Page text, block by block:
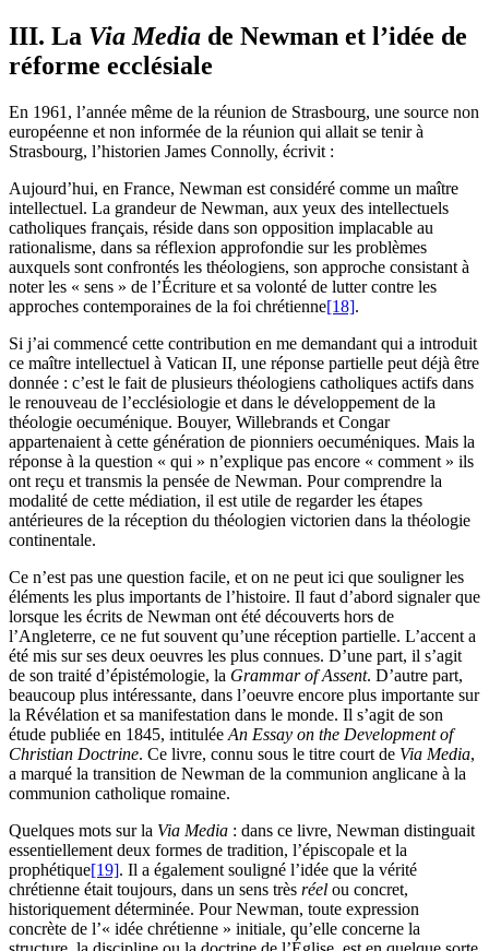
III. La Via Media de Newman et l’idée de
réforme ecclésiale
En 1961, l’année même de la réunion de Strasbourg, une source non
européenne et non informée de la réunion qui allait se tenir à
Strasbourg, l’historien James Connolly, écrivit :
Aujourd’hui, en France, Newman est considéré comme un maître
intellectuel. La grandeur de Newman, aux yeux des intellectuels
catholiques français, réside dans son opposition implacable au
rationalisme, dans sa réflexion approfondie sur les problèmes
auxquels sont confrontés les théologiens, son approche consistant à
noter les « sens » de l’Écriture et sa volonté de lutter contre les
approches contemporaines de la foi chrétienne[18].
Si j’ai commencé cette contribution en me demandant qui a introduit
ce maître intellectuel à Vatican II, une réponse partielle peut déjà être
donnée : c’est le fait de plusieurs théologiens catholiques actifs dans
le renouveau de l’ecclésiologie et dans le développement de la
théologie oecuménique. Bouyer, Willebrands et Congar
appartenaient à cette génération de pionniers oecuméniques. Mais la
réponse à la question « qui » n’explique pas encore « comment » ils
ont reçu et transmis la pensée de Newman. Pour comprendre la
modalité de cette médiation, il est utile de regarder les étapes
antérieures de la réception du théologien victorien dans la théologie
continentale.
Ce n’est pas une question facile, et on ne peut ici que souligner les
éléments les plus importants de l’histoire. Il faut d’abord signaler que
lorsque les écrits de Newman ont été découverts hors de
l’Angleterre, ce ne fut souvent qu’une réception partielle. L’accent a
été mis sur ses deux oeuvres les plus connues. D’une part, il s’agit
de son traité d’épistémologie, la Grammar of Assent. D’autre part,
beaucoup plus intéressante, dans l’oeuvre encore plus importante sur
la Révélation et sa manifestation dans le monde. Il s’agit de son
étude publiée en 1845, intitulée An Essay on the Development of
Christian Doctrine. Ce livre, connu sous le titre court de Via Media,
a marqué la transition de Newman de la communion anglicane à la
communion catholique romaine.
Quelques mots sur la Via Media : dans ce livre, Newman distinguait
essentiellement deux formes de tradition, l’épiscopale et la
prophétique[19]. Il a également souligné l’idée que la vérité
chrétienne était toujours, dans un sens très réel ou concret,
historiquement déterminée. Pour Newman, toute expression
concrète de l’« idée chrétienne » initiale, qu’elle concerne la